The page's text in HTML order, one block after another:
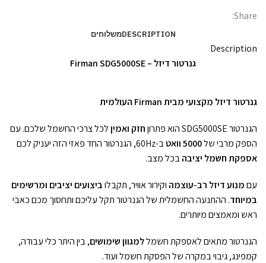
Share:
DESCRIPTIONמשלוחים
Description
גנרטור דיזל – Firman SDG5000SE
גנרטור דיזל מקצועי מבית Firman העולמית
הגנרטור SDG5000SE הוא פתרון חזק ואמיןלכל צרכי החשמל שלכם. עם
הספק מרבי של5000 וואט
ב-60Hz, הגנרטור החד פאזי הזה יעניק לכם
אספקת חשמל יציבהבכל מצב.
עםמנוע דיזל רב-עוצמה וקירור אוויר, תקבלוביצועים יציבים ומרשימים
במיוחד. ההתנעה החשמלית של הגנרטור תקל עליכם ותחסוך מכם כאבי
ראש ומאמצים מיותרים.
הגנרטור מתאים לאספקת חשמללמגוון שימושים, בין היתר כלי עבודה,
קמפינג, גיבוי במקרה של הפסקת חשמל ועוד.